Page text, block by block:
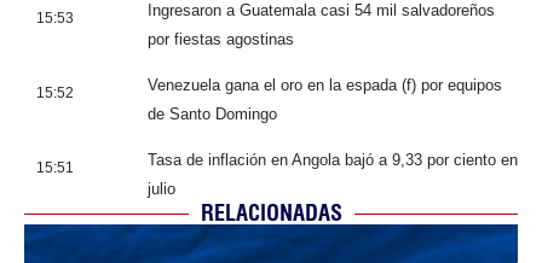
15:53
Ingresaron a Guatemala casi 54 mil salvadoreños
por fiestas agostinas
15:52
Venezuela gana el oro en la espada (f) por equipos
de Santo Domingo
15:51
Tasa de inflación en Angola bajó a 9,33 por ciento en
julio
RELACIONADAS